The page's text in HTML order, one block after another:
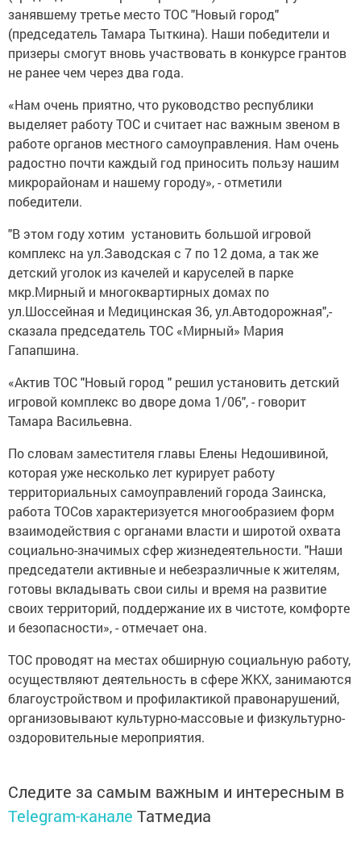
занявшему третье место ТОС "Новый город"
(председатель Тамара Тыткина). Наши победители и
призеры смогут вновь участвовать в конкурсе грантов
не ранее чем через два года.
«Нам очень приятно, что руководство республики
выделяет работу ТОС и считает нас важным звеном в
работе органов местного самоуправления. Нам очень
радостно почти каждый год приносить пользу нашим
микрорайонам и нашему городу», - отметили
победители.
"В этом году хотим установить большой игровой
комплекс на ул.Заводская с 7 по 12 дома, а так же
детский уголок из качелей и каруселей в парке
мкр.Мирный и многоквартирных домах по
ул.Шоссейная и Медицинская 36, ул.Автодорожная",-
сказала председатель ТОС «Мирный» Мария
Гапапшина.
«Актив ТОС "Новый город " решил установить детский
игровой комплекс во дворе дома 1/06", - говорит
Тамара Васильевна.
По словам заместителя главы Елены Недошивиной,
которая уже несколько лет курирует работу
территориальных самоуправлений города Заинска,
работа ТОСов характеризуется многообразием форм
взаимодействия с органами власти и широтой охвата
социально-значимых сфер жизнедеятельности. "Наши
председатели активные и небезразличные к жителям,
готовы вкладывать свои силы и время на развитие
своих территорий, поддержание их в чистоте, комфорте
и безопасности», - отмечает она.
ТОС проводят на местах обширную социальную работу,
осуществляют деятельность в сфере ЖКХ, занимаются
благоустройством и профилактикой правонарушений,
организовывают культурно-массовые и физкультурно-
оздоровительные мероприятия.
Следите за самым важным и интересным в
Telegram-канале Татмедиа